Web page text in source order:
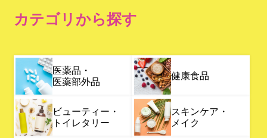
カテゴリから探す
医薬品・
医薬部外品
健康食品
ビューティー・
トイレタリー
スキンケア・
メイク